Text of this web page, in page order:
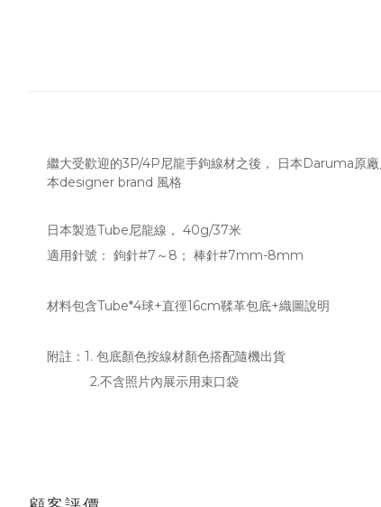
繼大受歡迎的3P/4P尼龍手鉤線材之後， 日本Daruma原
本designer brand 風格
日本製造Tube尼龍線， 40g/37米
適用針號： 鉤針#7～8； 棒針#7mm-8mm
材料包含Tube*4球+直徑16cm鞣革包底+織圖說明
附註：1. 包底顏色按線材顏色搭配隨機出貨
2.不含照片內展示用束口袋